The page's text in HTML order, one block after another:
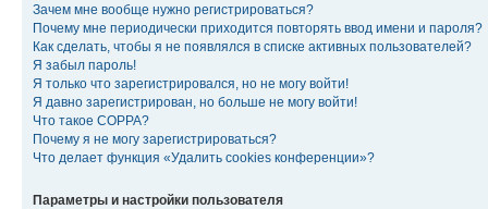
Зачем мне вообще нужно регистрироваться?
Почему мне периодически приходится повторять ввод имени и пароля?
Как сделать, чтобы я не появлялся в списке активных пользователей?
Я забыл пароль!
Я только что зарегистрировался, но не могу войти!
Я давно зарегистрирован, но больше не могу войти!
Что такое COPPA?
Почему я не могу зарегистрироваться?
Что делает функция «Удалить cookies конференции»?
Параметры и настройки пользователя